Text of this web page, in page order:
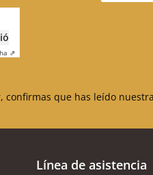
⇗
confirmas que has leído nuestra
Línea de asistencia